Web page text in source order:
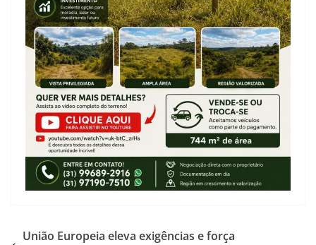
União Europeia eleva exigências e força